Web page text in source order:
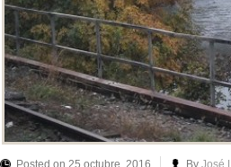
Posted on 25 octubre, 2016 By José